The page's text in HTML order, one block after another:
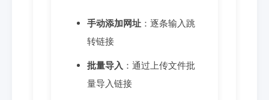
手动添加网址 ：逐条输入跳
转链接
批量导入 ：通过上传文件批
量导入链接